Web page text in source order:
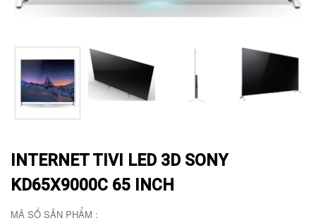
INTERNET TIVI LED 3D SONY
KD65X9000C 65 INCH
MÃ SỐ SẢN PHẨM :